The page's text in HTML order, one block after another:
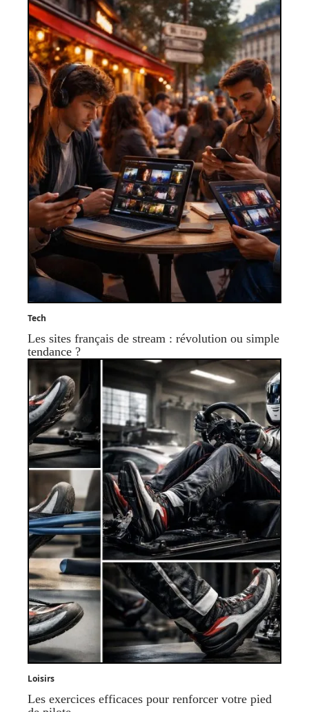
Tech
Les sites français de stream : révolution ou simple
tendance ?
Loisirs
Les exercices efficaces pour renforcer votre pied